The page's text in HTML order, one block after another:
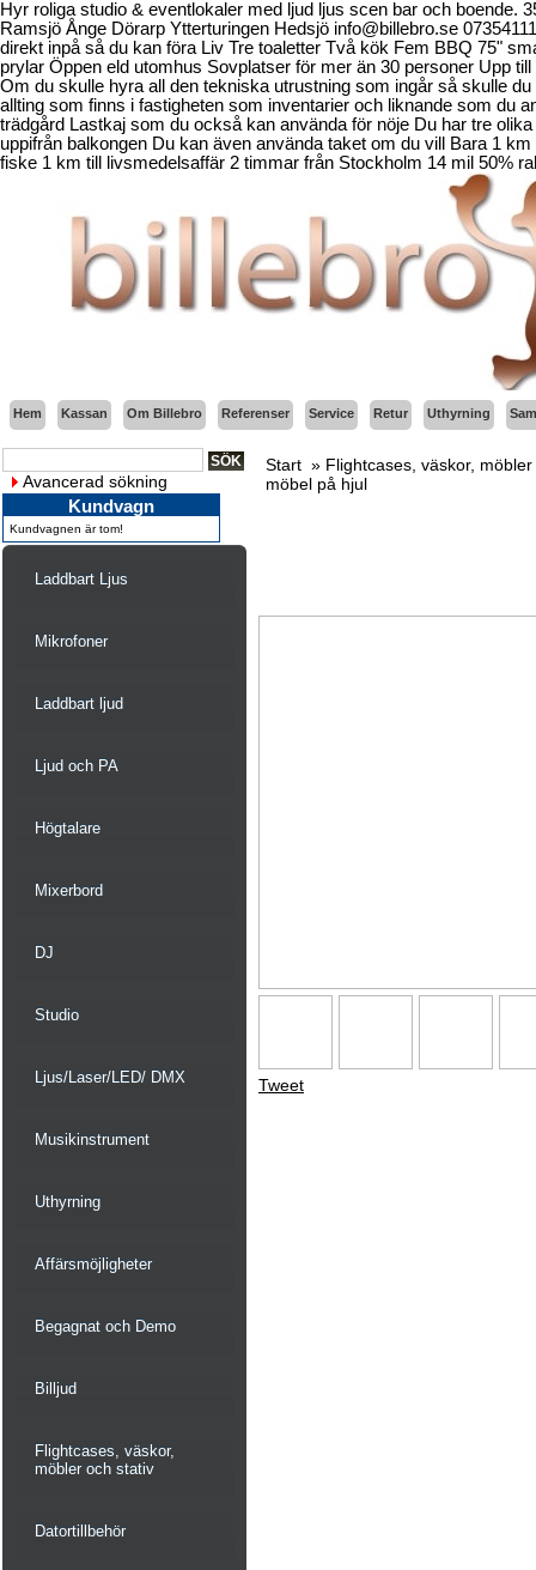
Hyr roliga studio & eventlokaler med ljud ljus scen bar och
Ramsjö Ånge Dörarp Ytterturingen Hedsjö info@billebro.se
direkt inpå så du kan föra Liv Tre toaletter Två kök Fem BBQ 75"
prylar Öppen eld utomhus Sovplatser för mer än 30 personer Upp
Om du skulle hyra all den tekniska utrustning som ingår så skulle
allting som finns i fastigheten som inventarier och liknande som du
trädgård Lastkaj som du också kan använda för nöje Du har tre
uppifrån balkongen Du kan även använda taket om du vill Bara 1
fiske 1 km till livsmedelsaffär 2 timmar från Stockholm 14 mil 50%
Hem Kassan Om Billebro Referenser Service Retur Uthyrning
Avancerad sökning
Kundvagn
Kundvagnen är tom!
Laddbart Ljus
Mikrofoner
Laddbart ljud
Ljud och PA
Högtalare
Mixerbord
DJ
Studio
Ljus/Laser/LED/ DMX
Musikinstrument
Uthyrning
Affärsmöjligheter
Begagnat och Demo
Billjud
Flightcases, väskor,
möbler och stativ
Datortillbehör
Start » Flightcases, väskor,
möbel på hjul
Tweet